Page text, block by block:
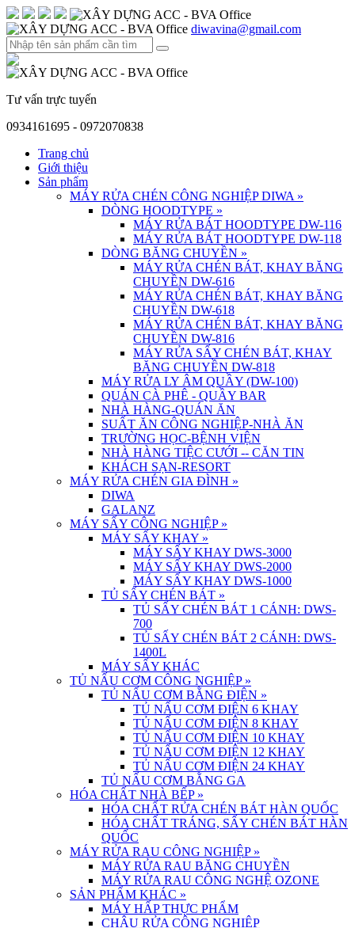
diwavina@gmail.com
Tư vấn trực tuyến
0934161695 - 0972070838
Trang chủ
Giới thiệu
Sản phẩm
MÁY RỬA CHÉN CÔNG NGHIỆP DIWA »
DÒNG HOODTYPE »
MÁY RỬA BÁT HOODTYPE DW-116
MÁY RỬA BÁT HOODTYPE DW-118
DÒNG BĂNG CHUYỀN »
MÁY RỬA CHÉN BÁT, KHAY BĂNG
CHUYỀN DW-616
MÁY RỬA CHÉN BÁT, KHAY BĂNG
CHUYỀN DW-618
MÁY RỬA CHÉN BÁT, KHAY BĂNG
CHUYỀN DW-816
MÁY RỬA SẤY CHÉN BÁT, KHAY
BĂNG CHUYỀN DW-818
MÁY RỬA LY ÂM QUẦY (DW-100)
QUÁN CÀ PHÊ - QUẦY BAR
NHÀ HÀNG-QUÁN ĂN
SUẤT ĂN CÔNG NGHIỆP-NHÀ ĂN
TRƯỜNG HỌC-BỆNH VIỆN
NHÀ HÀNG TIỆC CƯỚI -- CĂN TIN
KHÁCH SẠN-RESORT
MÁY RỬA CHÉN GIA ĐÌNH »
DIWA
GALANZ
MÁY SẤY CÔNG NGHIỆP »
MÁY SẤY KHAY »
MÁY SẤY KHAY DWS-3000
MÁY SẤY KHAY DWS-2000
MÁY SẤY KHAY DWS-1000
TỦ SẤY CHÉN BÁT »
TỦ SẤY CHÉN BÁT 1 CÁNH: DWS-
700
TỦ SẤY CHÉN BÁT 2 CÁNH: DWS-
1400L
MÁY SẤY KHÁC
TỦ NẤU CƠM CÔNG NGHIỆP »
TỦ NẤU CƠM BẰNG ĐIỆN »
TỦ NẤU CƠM ĐIỆN 6 KHAY
TỦ NẤU CƠM ĐIỆN 8 KHAY
TỦ NẤU CƠM ĐIỆN 10 KHAY
TỦ NẤU CƠM ĐIỆN 12 KHAY
TỦ NẤU CƠM ĐIỆN 24 KHAY
TỦ NẤU CƠM BẰNG GA
HÓA CHẤT NHÀ BẾP »
HÓA CHẤT RỬA CHÉN BÁT HÀN QUỐC
HÓA CHẤT TRÁNG, SẤY CHÉN BÁT HÀN
QUỐC
MÁY RỬA RAU CÔNG NGHIỆP »
MÁY RỬA RAU BĂNG CHUYỀN
MÁY RỬA RAU CÔNG NGHỆ OZONE
SẢN PHẨM KHÁC »
MÁY HẤP THỰC PHẨM
CHẬU RỬA CÔNG NGHIỆP